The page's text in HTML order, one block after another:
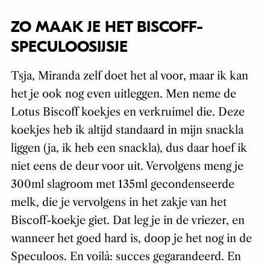
ZO MAAK JE HET BISCOFF-
SPECULOOSIJSJE
Tsja, Miranda zelf doet het al voor, maar ik kan
het je ook nog even uitleggen. Men neme de
Lotus Biscoff koekjes en verkruimel die. Deze
koekjes heb ik altijd standaard in mijn snackla
liggen (ja, ik heb een snackla), dus daar hoef ik
niet eens de deur voor uit. Vervolgens meng je
300ml slagroom met 135ml gecondenseerde
melk, die je vervolgens in het zakje van het
Biscoff-koekje giet. Dat leg je in de vriezer, en
wanneer het goed hard is, doop je het nog in de
Speculoos. En voilà: succes gegarandeerd. En